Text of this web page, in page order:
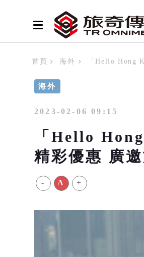
首頁 海外 「Hello Hong
海外
2023-02-06 09:15
「Hello
精彩優惠 廣
- A +